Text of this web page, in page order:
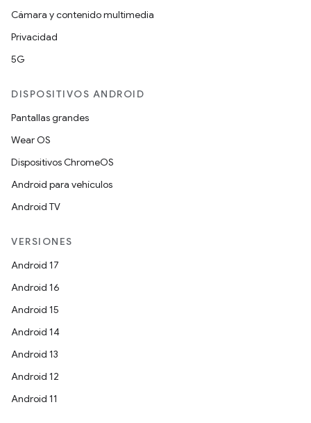
Cámara y contenido multimedia
Privacidad
5G
DISPOSITIVOS ANDROID
Pantallas grandes
Wear OS
Dispositivos ChromeOS
Android para vehículos
Android TV
VERSIONES
Android 17
Android 16
Android 15
Android 14
Android 13
Android 12
Android 11